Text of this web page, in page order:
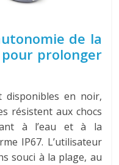
de la
prolonger
disponibles en noir,
résistent aux chocs
à l’eau et à la
IP67. L’utilisateur
souci à la plage, au